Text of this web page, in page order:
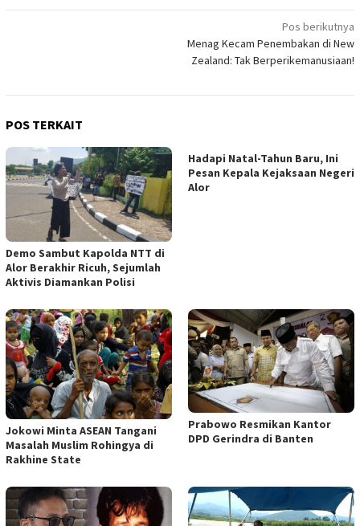
Pos berikutnya
Menag Kecam Penembakan di New
Zealand: Tak Berperikemanusiaan!
POS TERKAIT
Demo Sambut Kapolda NTT di
Alor Berakhir Ricuh, Sejumlah
Aktivis Diamankan Polisi
Hadapi Natal-Tahun Baru, Ini
Pesan Kepala Kejaksaan Negeri
Alor
Jokowi Minta ASEAN Tangani
Masalah Muslim Rohingya di
Rakhine State
Prabowo Resmikan Kantor
DPD Gerindra di Banten